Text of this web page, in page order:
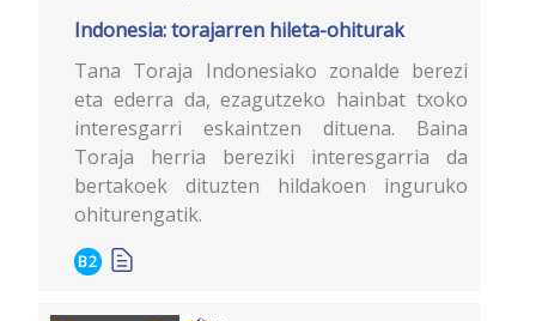
Indonesia: torajarren hileta-ohiturak
Tana Toraja Indonesiako zonalde berezi
eta ederra da, ezagutzeko hainbat txoko
interesgarri eskaintzen dituena. Baina
Toraja herria bereziki interesgarria da
bertakoek dituzten hildakoen inguruko
ohiturengatik.
B2